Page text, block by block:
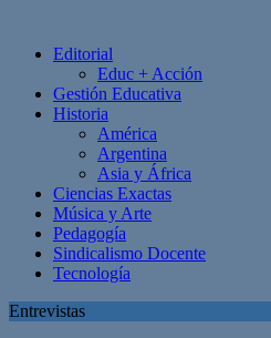
Editorial
Educ + Acción
Gestión Educativa
Historia
América
Argentina
Asia y África
Ciencias Exactas
Música y Arte
Pedagogía
Sindicalismo Docente
Tecnología
Entrevistas